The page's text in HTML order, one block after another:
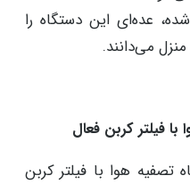
عده‌ای این دستگاه را
می‌دانند.
فیلتر کربن فعال
تصفیه هوا با فیلتر کربن